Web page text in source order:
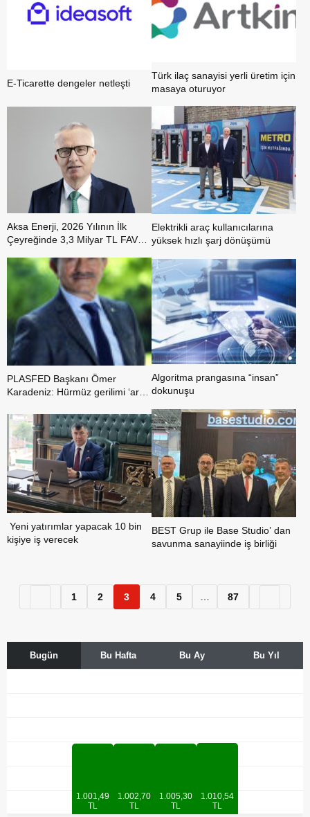
E-Ticarette dengeler netleşti
Türk ilaç sanayisi yerli üretim için
masaya oturuyor
Aksa Enerji, 2026 Yılının İlk
Çeyreğinde 3,3 Milyar TL FAVÖK
Yükseltti
Elektrikli araç kullanıcılarına
yüksek hızlı şarj dönüşümü
PLASFED Başkanı Ömer
Karadeniz: Hürmüz gerilimi ‘arz’ı
baskısı derinleşiyor
Algoritma prangasına “insan”
dokunuşu
Yeni yatırımlar yapacak 10 bin
kişiye iş verecek
BEST Grup ile Base Studio’ dan
savunma sanayiinde iş birliği
1 2 3 4 5 … 87
Bugün Bu Hafta Bu Ay Bu Yıl
1.001,49
TL
1.002,70
TL
1.005,30
TL
1.010,54
TL